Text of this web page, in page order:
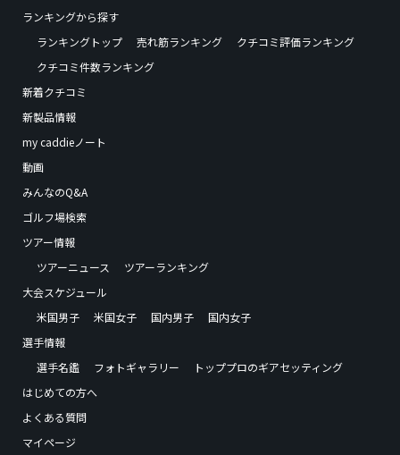
ランキングから探す
ランキングトップ
売れ筋ランキング
クチコミ評価ランキング
クチコミ件数ランキング
新着クチコミ
新製品情報
my caddieノート
動画
みんなのQ&A
ゴルフ場検索
ツアー情報
ツアーニュース
ツアーランキング
大会スケジュール
米国男子
米国女子 国内男子
国内女子
選手情報
選手名鑑
フォトギャラリー
トッププロのギアセッティング
はじめての方へ
よくある質問
マイページ